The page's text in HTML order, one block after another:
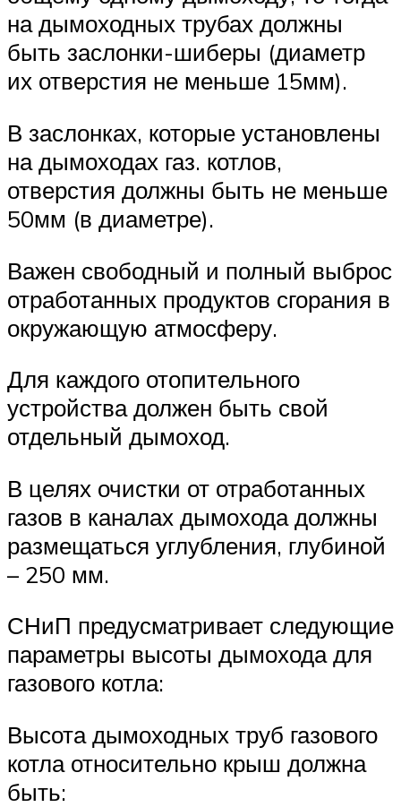
на дымоходных трубах должны
быть заслонки-шиберы (диаметр
их отверстия не меньше 15мм).
В заслонках, которые установлены
на дымоходах газ. котлов,
отверстия должны быть не меньше
50мм (в диаметре).
Важен свободный и полный выброс
отработанных продуктов сгорания в
окружающую атмосферу.
Для каждого отопительного
устройства должен быть свой
отдельный дымоход.
В целях очистки от отработанных
газов в каналах дымохода должны
размещаться углубления, глубиной
– 250 мм.
СНиП предусматривает следующие
параметры высоты дымохода для
газового котла:
Высота дымоходных труб газового
котла относительно крыш должна
быть: